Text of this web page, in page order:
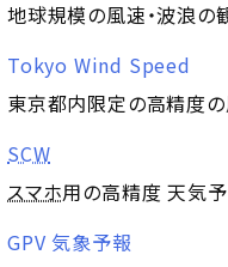
地球規模の風速・波浪の
Tokyo Wind Speed
東京都内限定の高精度
SCW
スマホ用の高精度 天気
GPV 気象予報